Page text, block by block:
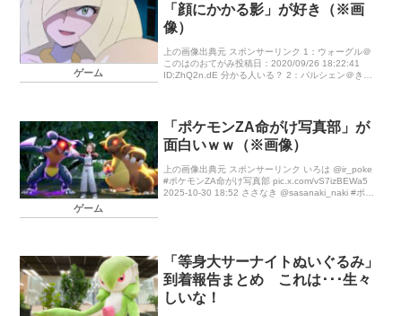
ゲーム
「顔にかかる影」が好き（※画
像）
上の画像出典元 スポンサーリンク 1：ウォーグル＠
このはのおてがみ投稿日：2020/09/26 18:22:41
ID:ZhQ2n.dE 分かる人いる？ 2：パルシェン＠きん
ゲーム
「ポケモンZA命がけ写真部」が
面白いｗｗ（※画像）
上の画像出典元 スポンサーリンク いろは @ir_poke
#ポケモンZA命がけ写真部 pic.x.com/vS7izBEWa5
2025-10-30 18:52 ささなき @sasanaki_naki #ポケ
「等身大サーナイトぬいぐるみ」
到着報告まとめ これは･･･生々
しいな！